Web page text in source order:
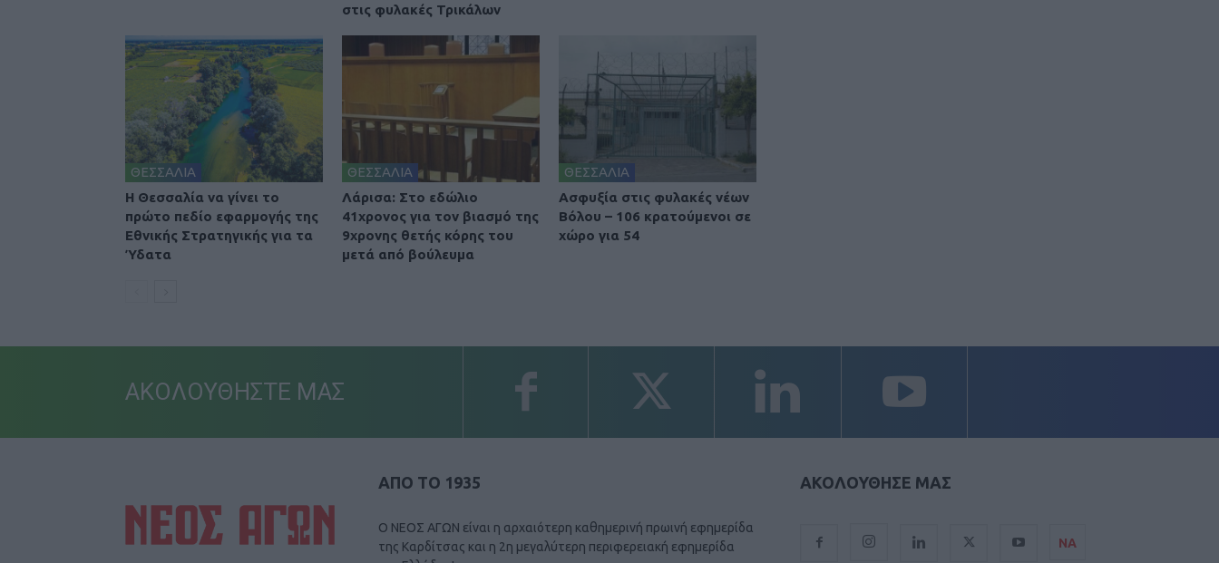
στις φυλακές Τρικάλων
ΘΕΣΣΑΛΙΑ
Η Θεσσαλία να γίνει το
πρώτο πεδίο εφαρμογής της
Εθνικής Στρατηγικής για τα
Ύδατα
ΘΕΣΣΑΛΙΑ
Λάρισα: Στο εδώλιο
41χρονος για τον βιασμό της
9χρονης θετής κόρης του
μετά από βούλευμα
ΘΕΣΣΑΛΙΑ
Ασφυξία στις φυλακές νέων
Βόλου – 106 κρατούμενοι σε
χώρο για 54
ΑΚΟΛΟΥΘΗΣΤΕ ΜΑΣ
ΑΠΟ ΤΟ 1935
Ο ΝΕΟΣ ΑΓΩΝ είναι η αρχαιότερη καθημερινή πρωινή εφημερίδα
της Καρδίτσας και η 2η μεγαλύτερη περιφερειακή εφημερίδα
ΑΚΟΛΟΥΘΗΣΕ ΜΑΣ
ΝΑ